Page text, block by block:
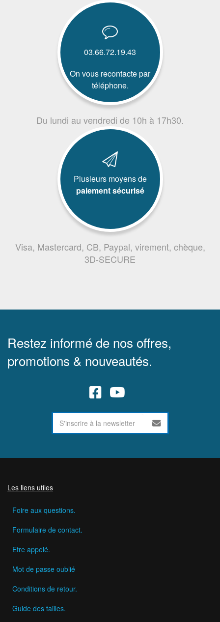
03.66.72.19.43
On vous recontacte par
téléphone.
Du lundi au vendredi de 10h à 17h30.
Plusieurs moyens de
paiement sécurisé
Visa, Mastercard, CB, Paypal, virement, chèque,
3D-SECURE
Restez informé de nos offres,
promotions & nouveautés.
Les liens utiles
Foire aux questions.
Formulaire de contact.
Etre appelé.
Mot de passe oublié
Conditions de retour.
Guide des tailles.